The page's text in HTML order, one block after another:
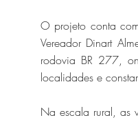
O projeto conta
Vereador Dinart
rodovia BR 277,
localidades e
Na escala rural, as